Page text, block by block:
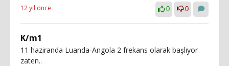
12 yıl önce 0 0
K/m1
11 haziranda Luanda-Angola 2 frekans olarak başlıyor
zaten..